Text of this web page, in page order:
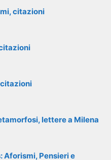
citazioni
lettere a Milena
Aforismi, Pensieri e